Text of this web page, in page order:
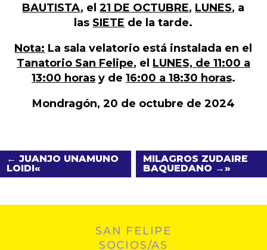
BAUTISTA, el21 DE OCTUBRE, LUNES, a
las SIETE de la tarde.
Nota: La sala velatorio está instalada en el
Tanatorio San Felipe, el LUNES, de 11:00 a
13:00 horasy de 16:00 a 18:30 horas.
Mondragón, 20 de octubre de 2024
← JUANJO UNAMUNO
LOIDI
MILAGROS ZUDAIRE
BAQUEDANO →
SAN FELIPE
SOCIOS/AS